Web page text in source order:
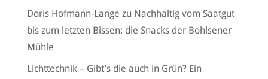
Doris Hofmann-Lange zu Nachhaltig vom Saatgut
bis zum letzten Bissen: die Snacks der Bohlsener
Mühle
Lichttechnik – Gibt’s die auch in Grün? Ein